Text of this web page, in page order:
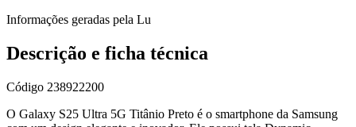
Informações geradas pela Lu
Descrição e ficha técnica
Código 238922200
O Galaxy S25 Ultra 5G Titânio Preto é o smartphone da Samsung